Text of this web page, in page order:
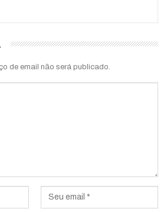
de email não será publicado.